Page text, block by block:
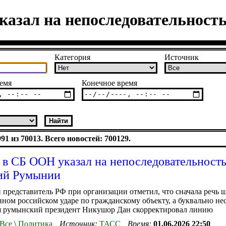
на
Категория Источник
Конечное время
из 70013. Всего новостей: 700129.
СБ ООН указал на непоследовательность
Румынии
РФ при организации отметил, что сначала речь
российском ударе по гражданскому объекту, а буквально
румынский президент Никушор Дан скорректировал линию
Все \ Политика Источник: ТАСС Время: 01.06.2026 22:50